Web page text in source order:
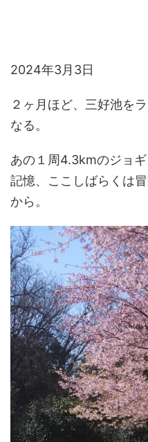
2024年3月3日
２ヶ月ほど、三好池を
なる。
あの１周4.3kmのジョ
記憶、ここしばらくは
から。